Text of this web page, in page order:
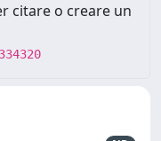
citare o creare un